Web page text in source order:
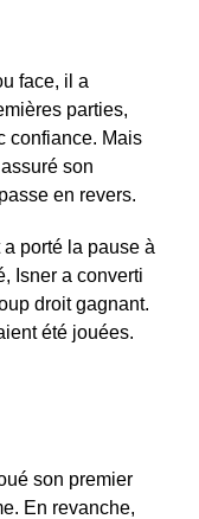
face, il a
parties,
confiance. Mais
son
en revers.
porté la pause à
Isner a converti
droit gagnant.
été jouées.
son premier
En revanche,